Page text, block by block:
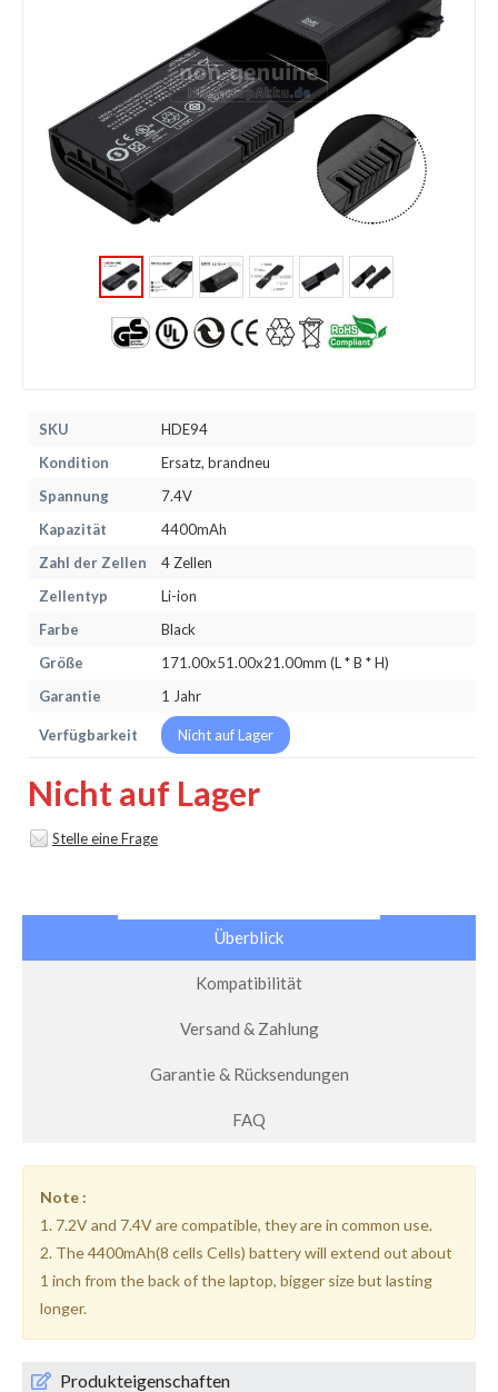
SKU
HDE94
Kondition
Ersatz, brandneu
Spannung
7.4V
Kapazität
4400mAh
Zahl der Zellen
4 Zellen
Zellentyp
Li-ion
Farbe
Black
Größe
171.00x51.00x21.00mm (L * B * H)
Garantie
1 Jahr
Verfügbarkeit Nicht auf Lager
Nicht auf Lager
Stelle eine Frage
Überblick
Kompatibilität
Versand & Zahlung
Garantie & Rücksendungen
FAQ
Note :
1. 7.2V and 7.4V are compatible, they are in common use.
2. The 4400mAh(8 cells Cells) battery will extend out about
1 inch from the back of the laptop, bigger size but lasting
longer.
Produkteigenschaften